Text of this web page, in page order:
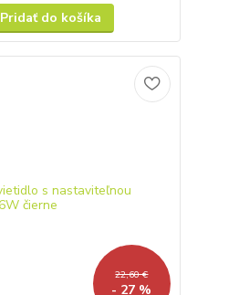
Pridať do košíka
22,60 €
- 27 %